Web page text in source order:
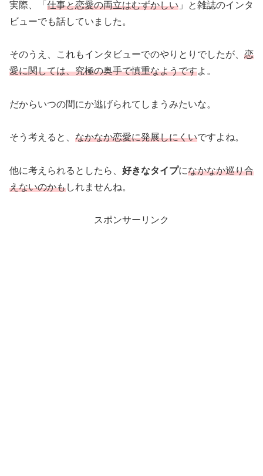
実際、「 仕事と恋愛の両立はむずかしい 」と雑誌のインタ
ビューでも話していました。
そのうえ、これもインタビューでのやりとりでしたが、 恋
愛に関しては、究極の奥手で慎重なようですよ。
だからいつの間にか逃げられてしまうみたいな。
そう考えると、 なかなか恋愛に発展しにくいですよね。
他に考えられるとしたら、 好きなタイプになかなか巡り合
えないのかもしれませんね。
スポンサーリンク